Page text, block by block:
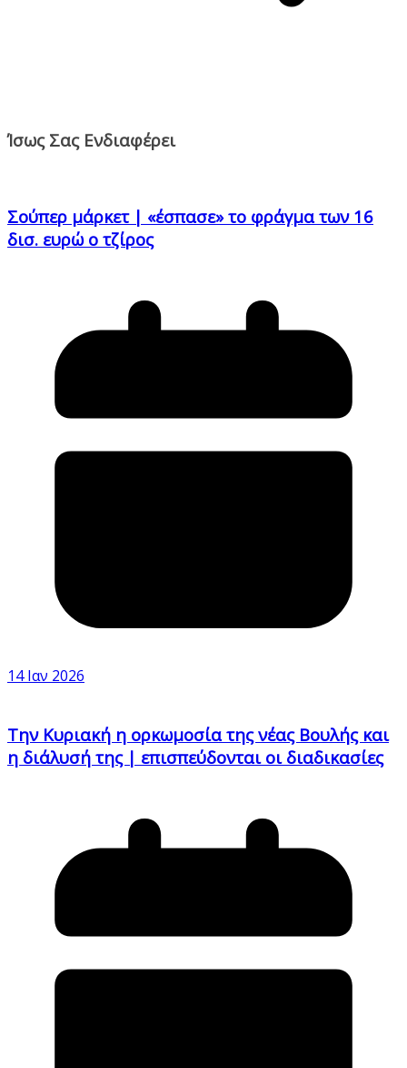
Ίσως Σας Ενδιαφέρει
Σούπερ μάρκετ | «έσπασε» το φράγμα των 16
δισ. ευρώ ο τζίρος
14 Ιαν 2026
Την Κυριακή η ορκωμοσία της νέας Βουλής και
η διάλυσή της | επισπεύδονται οι διαδικασίες